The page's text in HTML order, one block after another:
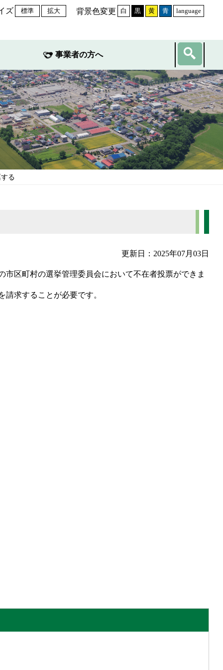
ズ 標準 拡大 背景色変更 白 黒 黄 青 language
事業者の方へ
る
更新日：2025年07月03日
区町村の選挙管理委員会において不在者投票ができま
求することが必要です。